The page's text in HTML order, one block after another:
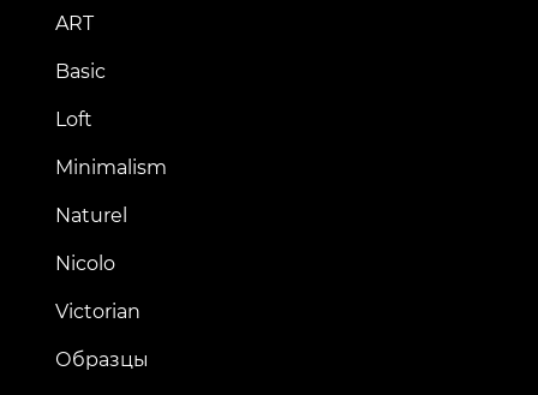
ART
Basic
Loft
Minimalism
Naturel
Nicolo
Victorian
Образцы